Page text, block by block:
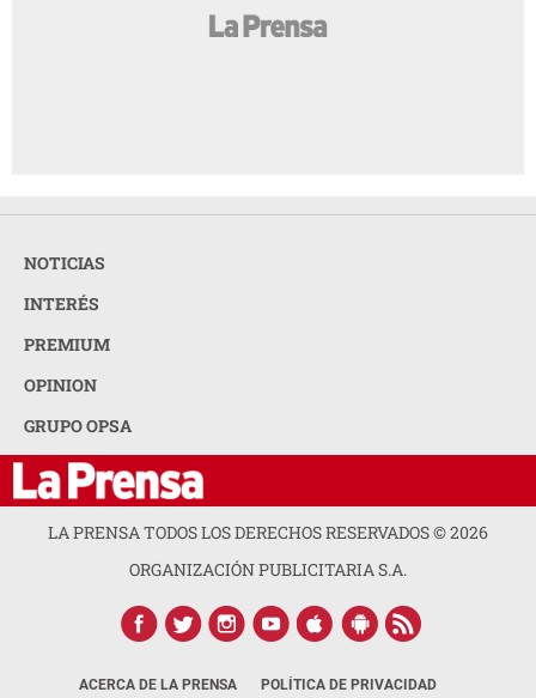
NOTICIAS
INTERÉS
PREMIUM
OPINION
GRUPO OPSA
LA PRENSA TODOS LOS DERECHOS RESERVADOS ©2026
ORGANIZACIÓN PUBLICITARIA S.A.
ACERCA DE LA PRENSA POLÍTICA DE PRIVACIDAD